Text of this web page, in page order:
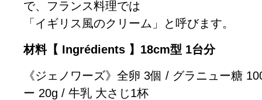
で、フランス料理では
「イギリス風のクリーム」と呼びます。
材料【 Ingrédients 】18cm型 1台分
《ジェノワーズ》全卵 3個 / グラニュー糖
ー 20g / 牛乳 大さじ1杯